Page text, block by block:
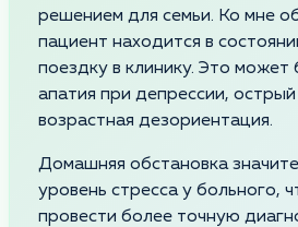
решением для семьи. Ко мне
пациент находится в
поездку в клинику. Это может
апатия при депрессии, острый
возрастная дезориентация.
Домашняя обстановка
уровень стресса у больного,
провести более точную